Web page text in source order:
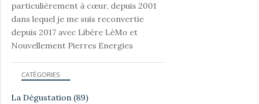
particulièrement à cœur, depuis 2001
dans lequel je me suis reconvertie
depuis 2017 avec Libère LèMo et
Nouvellement Pierres Energies
CATÉGORIES
La Dégustation (89)